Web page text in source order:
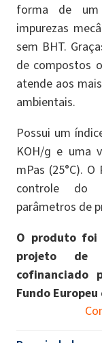
forma de um
impurezas
sem BHT.
de compostos
atende aos
ambientais.
Possui um
KOH/g e uma
mPas (25°C).
controle do
parâmetros de
O produto foi
projeto de
cofinanciado
Fundo